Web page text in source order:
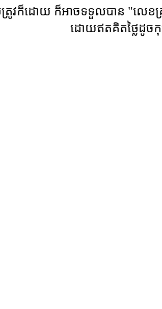
ត្រូវក៏ដោយ ក៏អាចទទួលបាន "ល
ដោយឥតគិតថ្លៃដូចកុម